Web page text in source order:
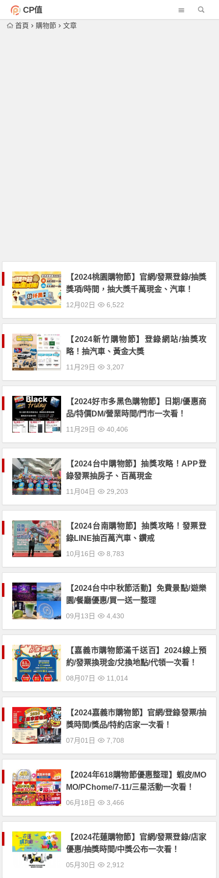
CP值
首頁 購物節 文章
【2024桃園購物節】官網/發票登錄/抽獎
獎項/時間，抽大獎千萬現金、汽車！
12月02日 6,522
【2024新竹購物節】登錄網站/抽獎攻
略！抽汽車、黃金大獎
11月29日 3,207
【2024好市多黑色購物節】日期/優惠商
品/特價DM/營業時間/門市一次看！
11月29日 40,406
【2024台中購物節】抽獎攻略！APP登
錄發票抽房子、百萬現金
11月04日 29,203
【2024台南購物節】抽獎攻略！發票登
錄LINE抽百萬汽車、鑽戒
10月16日 8,783
【2024台中中秋節活動】免費景點/遊樂
園/餐廳優惠/買一送一整理
09月13日 4,430
【嘉義市購物節滿千送百】2024線上預
約/發票換現金/兌換地點/代領一次看！
08月07日 11,014
【2024嘉義市購物節】官網/登錄發票/抽
獎時間/獎品/特約店家一次看！
07月01日 7,708
【2024年618購物節優惠整理】蝦皮/MO
MO/PChome/7-11/三星活動一次看！
06月18日 3,466
【2024花蓮購物節】官網/發票登錄/店家
優惠/抽獎時間/中獎公布一次看！
05月30日 2,912